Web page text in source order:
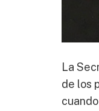
La
de los